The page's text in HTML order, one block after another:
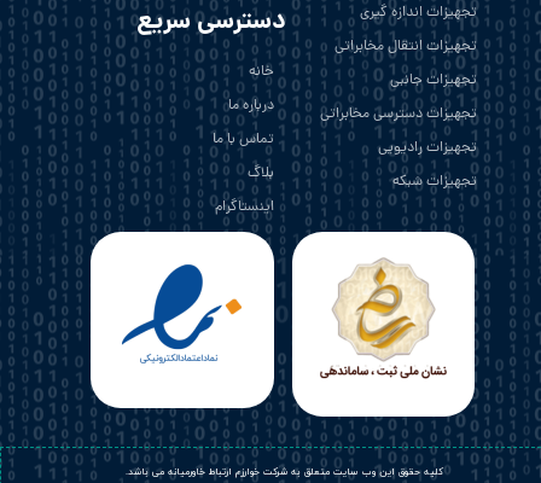
​کلیه حقوق این وب سایت متعلق به شرکت خوارزم ارتباط خاورمیانه می باشد.
دسترسی سریع
تجهیزات اندازه گیری
تجهیزات انتقال مخابراتی
تجهیزات جانبی
تجهیزات دسترسی مخابراتی
تجهیزات رادیویی
تجهیزات شبکه
خانه
درباره ما
تماس با ما
بلاگ
اینستاگرام